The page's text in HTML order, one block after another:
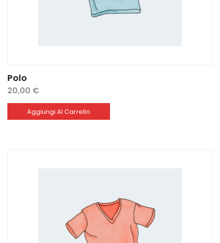
Polo
20,00 €
Aggiungi Al Carrello